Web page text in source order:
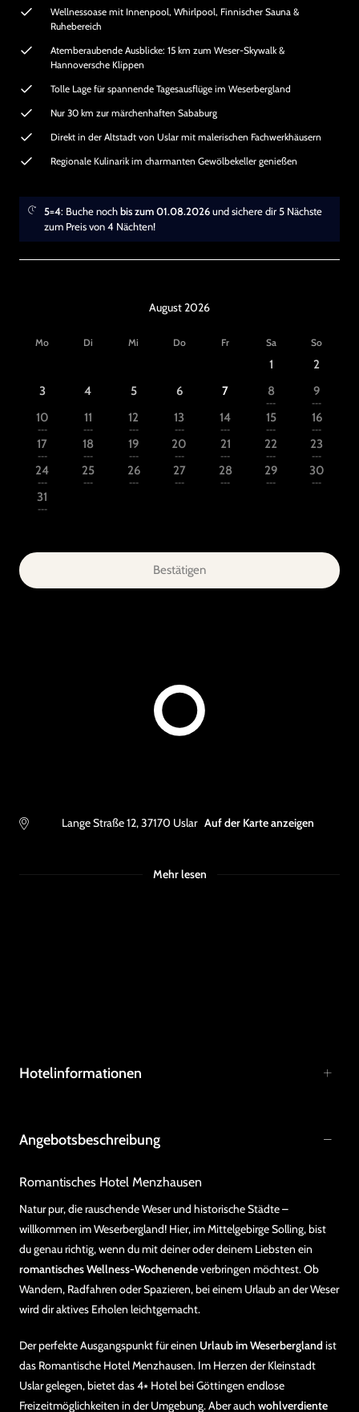
Wellnessoase mit Innenpool, Whirlpool, Finnischer Sauna &
Ruhebereich
Atemberaubende Ausblicke: 15 km zum Weser-Skywalk &
Hannoversche Klippen
Tolle Lage für spannende Tagesausflüge im Weserbergland
Nur 30 km zur märchenhaften Sababurg
Direkt in der Altstadt von Uslar mit malerischen Fachwerkhäusern
Regionale Kulinarik im charmanten Gewölbekeller genießen
5=4: Buche nochbis zum 01.08.2026und sichere dir 5 Nächste
zum Preis von 4 Nächten!
August 2026
Mo Di Mi Do Fr Sa So
1
2
3
4 5 6 7 8
---
9
---
10
---
11
---
12
---
13
---
14
---
15
---
16
---
17
---
18
---
19
---
20
---
21
---
22
---
23
---
24
---
25
---
26
---
27
---
28
---
29
---
30
---
31
---
Bestätigen
Lange Straße 12,37170 Uslar Auf der Karte anzeigen
Mehr lesen
Hotelinformationen
Angebotsbeschreibung
Romantisches Hotel Menzhausen
Natur pur, die rauschende Weser und historische Städte –
willkommen im Weserbergland! Hier, im Mittelgebirge Solling, bist
du genau richtig, wenn du mit deiner oder deinem Liebsten ein
romantisches Wellness-Wochenendeverbringen möchtest. Ob
Wandern, Radfahren oder Spazieren, bei einem Urlaub an der Weser
wird dir aktives Erholen leichtgemacht.
Der perfekte Ausgangspunkt für einen Urlaub im Weserberglandist
das Romantische Hotel Menzhausen. Im Herzen der Kleinstadt
Uslar gelegen, bietet das 4⭑ Hotel bei Göttingen endlose
Freizeitmöglichkeiten in der Umgebung. Aber auch wohlverdiente